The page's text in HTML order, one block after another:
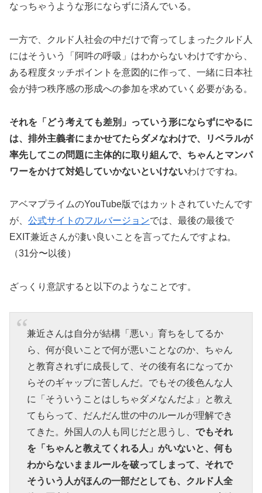
なっちゃうような形にならずに済んでいる。
一方で、クルド人社会の中だけで育ってしまったクルド人
にはそういう「阿吽の呼吸」はわからないわけですから、
ある程度タッチポイントを意図的に作って、一緒に日本社
会が持つ秩序感の形成への参加を求めていく必要がある。
それを「どう考えても差別」っていう形にならずにやるに
は、排外主義者にまかせてたらダメなわけで、リベラルが
率先してこの問題に主体的に取り組んで、ちゃんとマンパ
ワーをかけて対処していかないといけないわけですね。
アベマプライムのYouTube版ではカットされていたんです
が、 公式サイトのフルバージョンでは、最後の最後で
EXIT兼近さんが凄い良いことを言ってたんですよね。
（31分〜以後）
ざっくり意訳すると以下のようなことです。
兼近さんは自分が結構「悪い」育ちをしてるか
ら、何が良いことで何が悪いことなのか、ちゃん
と教育されずに成長して、その後有名になってか
らそのギャップに苦しんだ。でもその後色んな人
に「そういうことはしちゃダメなんだよ」と教え
てもらって、だんだん世の中のルールが理解でき
てきた。外国人の人も同じだと思うし、 でもそれ
を「ちゃんと教えてくれる人」がいないと、何も
わからないままルールを破ってしまって、それで
そういう人がほんの一部だとしても、クルド人全